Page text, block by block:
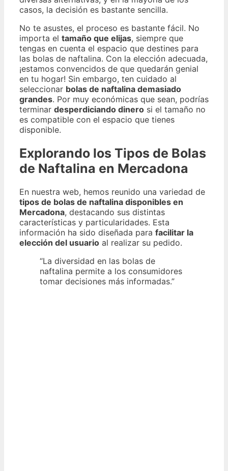
casos, la decisión es bastante sencilla.
No te asustes, el proceso es bastante fácil. No
importa el tamaño que elijas, siempre que
tengas en cuenta el espacio que destines para
las bolas de naftalina. Con la elección adecuada,
¡estamos convencidos de que quedarán genial
en tu hogar! Sin embargo, ten cuidado al
seleccionar bolas de naftalina demasiado
grandes. Por muy económicas que sean, podrías
terminar desperdiciando dinero si el tamaño no
es compatible con el espacio que tienes
disponible.
Explorando los Tipos de Bolas
de Naftalina en Mercadona
En nuestra web, hemos reunido una variedad de
tipos de bolas de naftalina disponibles en
Mercadona, destacando sus distintas
características y particularidades. Esta
información ha sido diseñada para facilitar la
elección del usuario al realizar su pedido.
“La diversidad en las bolas de
naftalina permite a los consumidores
tomar decisiones más informadas.”